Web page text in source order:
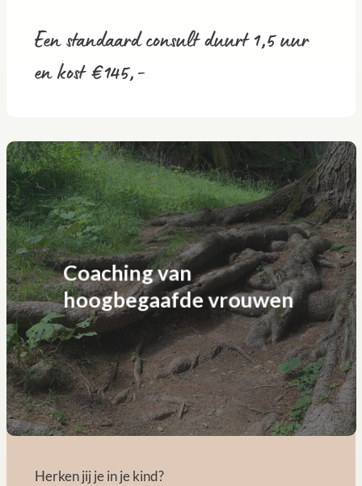
Een standaard consult duurt 1,5 uur
en kost €145,-
Coaching van
hoogbegaafde vrouwen
Herken jij je in je kind?